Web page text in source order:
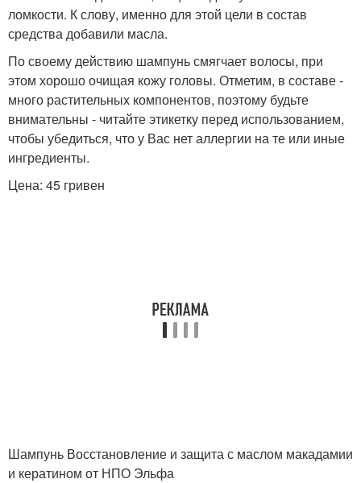
ломкости. К слову, именно для этой цели в состав
средства добавили масла.
По своему действию шампунь смягчает волосы, при
этом хорошо очищая кожу головы. Отметим, в составе -
много растительных компонентов, поэтому будьте
внимательны - читайте этикетку перед использованием,
чтобы убедиться, что у Вас нет аллергии на те или иные
ингредиенты.
Цена: 45 гривен
Шампунь Восстановление и защита с маслом макадамии
и кератином от НПО Эльфа